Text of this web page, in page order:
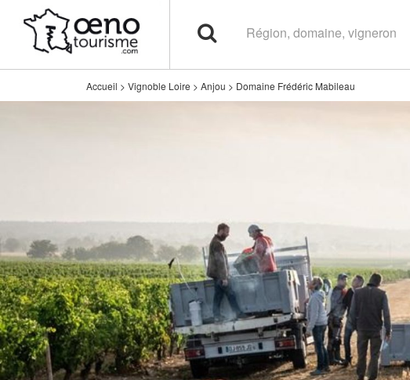
Accueil > Vignoble Loire > Anjou > Domaine Frédéric Mabileau